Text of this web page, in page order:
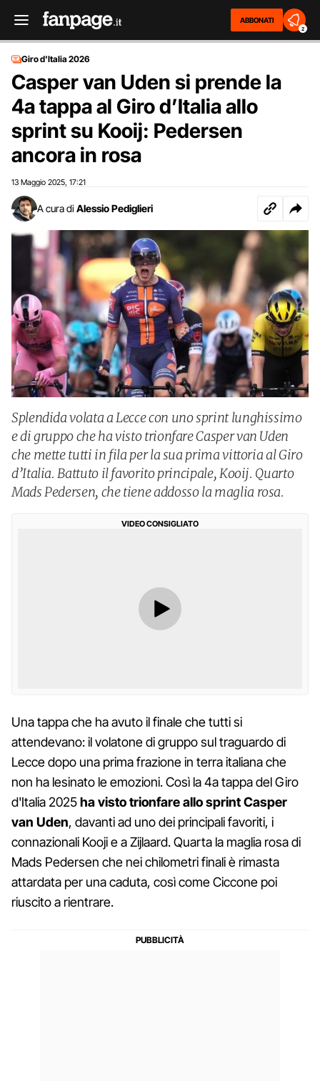
ABBONATI
2
Giro d'Italia 2026
Casper van Uden si prende la
4a tappa al Giro d’Italia allo
sprint su Kooij: Pedersen
ancora in rosa
13 Maggio 2025 17:21
A cura di Alessio Pediglieri
Splendida volata a Lecce con uno sprint lunghissimo
e di gruppo che ha visto trionfare Casper van Uden
che mette tutti in fila per la sua prima vittoria al Giro
d’Italia. Battuto il favorito principale, Kooij. Quarto
Mads Pedersen, che tiene addosso la maglia rosa.
VIDEO CONSIGLIATO
Una tappa che ha avuto il finale che tutti si
attendevano: il volatone di gruppo sul traguardo di
Lecce dopo una prima frazione in terra italiana che
non ha lesinato le emozioni. Così la 4a tappa del Giro
d'Italia 2025ha visto trionfare allo sprint Casper
van Uden, davanti ad uno dei principali favoriti, i
connazionali Kooji e a Zijlaard. Quarta la maglia rosa di
Mads Pedersen che nei chilometri finali è rimasta
attardata per una caduta, così come Ciccone poi
riuscito a rientrare.